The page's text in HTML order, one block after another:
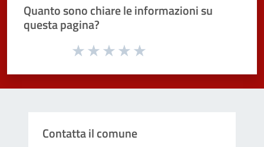
Quanto sono chiare le informazioni su
questa pagina?
Valuta da 1 a 5 stelle la pagina
Contatta il comune